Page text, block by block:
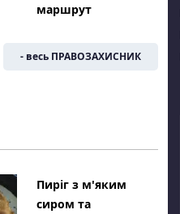
маршрут
- весь ПРАВОЗАХИСНИК
Пиріг з м'яким
сиром та